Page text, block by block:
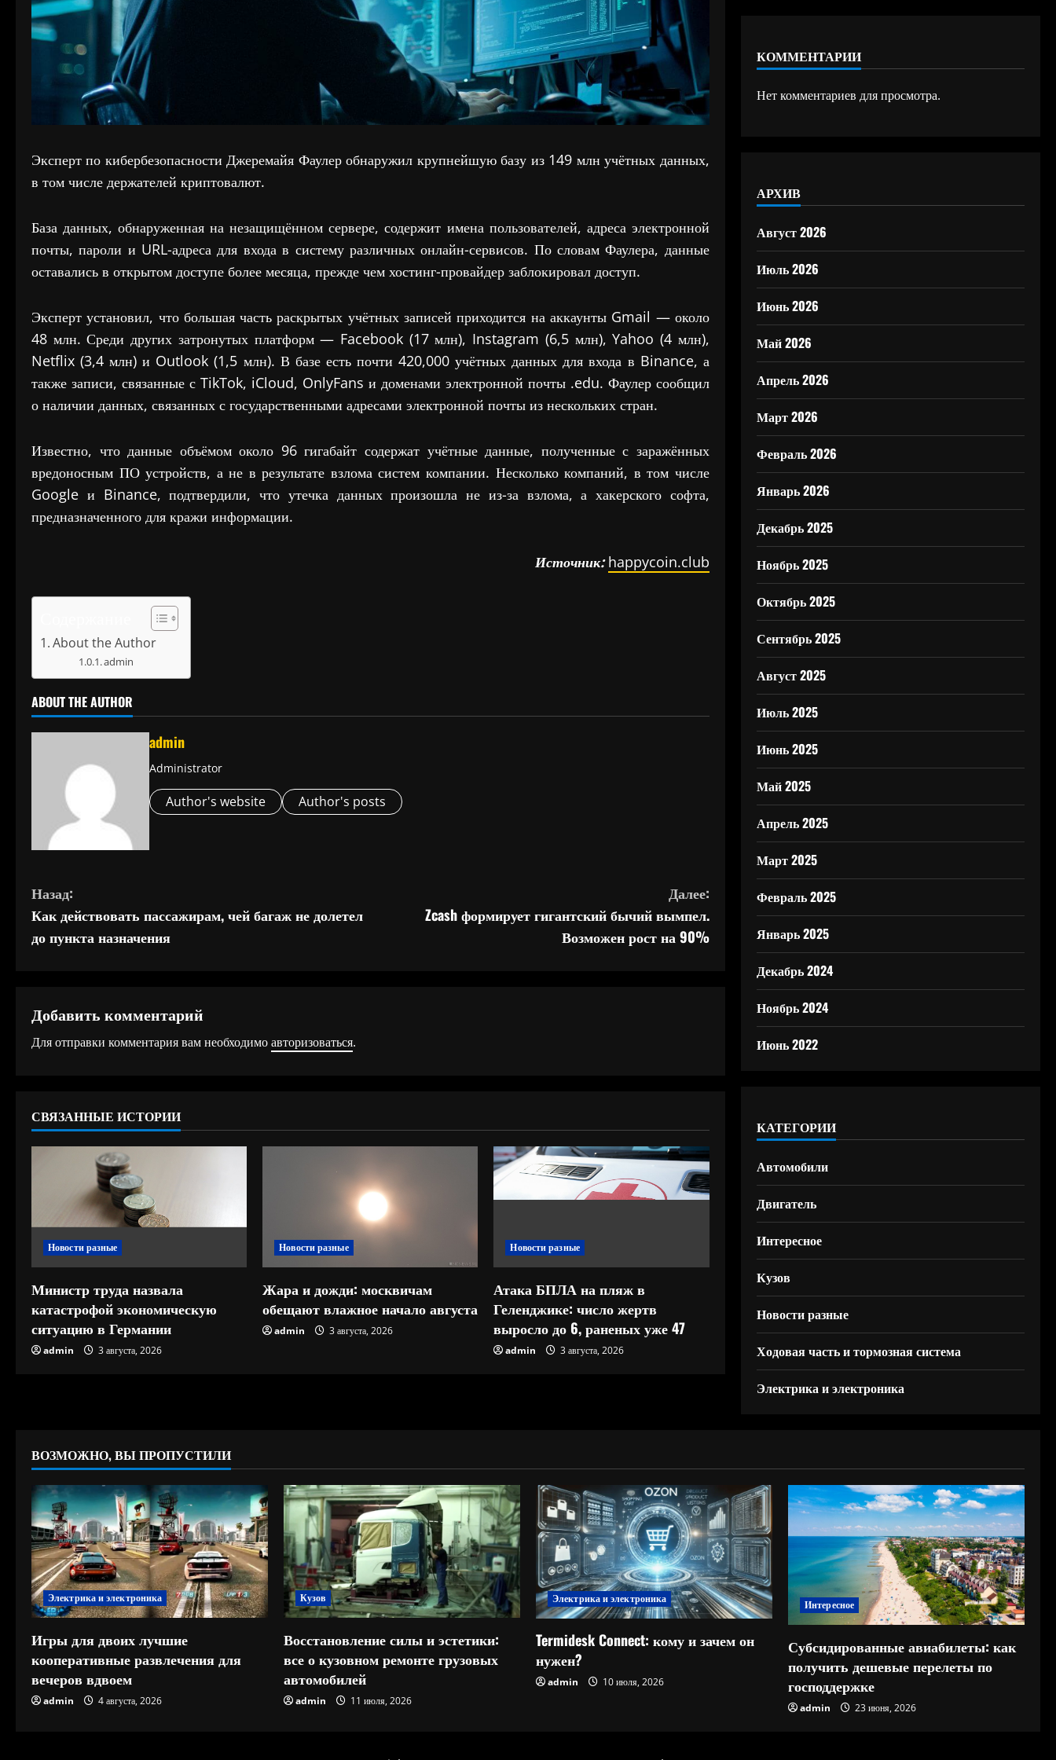
Эксперт по кибербезопасности Джеремайя Фаулер обнаружил крупнейшую базу из 149 млн учётных данных,
в том числе держателей криптовалют.
База данных, обнаруженная на незащищённом сервере, содержит имена пользователей, адреса электронной
почты, пароли и URL-адреса для входа в систему различных онлайн-сервисов. По словам Фаулера, данные
оставались в открытом доступе более месяца, прежде чем хостинг-провайдер заблокировал доступ.
Эксперт установил, что большая часть раскрытых учётных записей приходится на аккаунты Gmail — около
48 млн. Среди других затронутых платформ — Facebook (17 млн), Instagram (6,5 млн), Yahoo (4 млн),
Netflix (3,4 млн) и Outlook (1,5 млн). В базе есть почти 420,000 учётных данных для входа в Binance, а
также записи, связанные с TikTok, iCloud, OnlyFans и доменами электронной почты .edu. Фаулер сообщил
о наличии данных, связанных с государственными адресами электронной почты из нескольких стран.
Известно, что данные объёмом около 96 гигабайт содержат учётные данные, полученные с заражённых
вредоносным ПО устройств, а не в результате взлома систем компании. Несколько компаний, в том числе
Google и Binance, подтвердили, что утечка данных произошла не из-за взлома, а хакерского софта,
предназначенного для кражи информации.
Источник: happycoin.club
About the Author
admin
ABOUT THE AUTHOR
admin
Administrator
Author's website Author's posts
П
р
о
и
ч
т
е
н
и
Назад:
Как действовать пассажирам, чей багаж не долетел
до пункта назначения
Далее:
Zcash формирует гигантский бычий вымпел.
Возможен рост на 90%
Добавить комментарий
Для отправки комментария вам необходимоавторизоваться.
СВЯЗАННЫЕ ИСТОРИИ
Новости разные
Министр труда назвала
катастрофой экономическую
ситуацию в Германии
admin 3 августа, 2026
Новости разные
Жара и дожди: москвичам
обещают влажное начало августа
admin 3 августа, 2026
Новости разные
Атака БПЛА на пляж в
Геленджике: число жертв
выросло до 6, раненых уже 47
admin 3 августа, 2026
КОММЕНТАРИИ
Нет комментариев для просмотра.
АРХИВ
Август 2026
Июль 2026
Июнь 2026
Май 2026
Апрель 2026
Март 2026
Февраль 2026
Январь 2026
Декабрь 2025
Ноябрь 2025
Октябрь 2025
Сентябрь 2025
Август 2025
Июль 2025
Июнь 2025
Май 2025
Апрель 2025
Март 2025
Февраль 2025
Январь 2025
Декабрь 2024
Ноябрь 2024
Июнь 2022
КАТЕГОРИИ
Автомобили
Двигатель
Интересное
Кузов
Новости разные
Ходовая часть и тормозная система
Электрика и электроника
ВОЗМОЖНО, ВЫ ПРОПУСТИЛИ
Электрика и электроника
Игры для двоих лучшие
кооперативные развлечения для
вечеров вдвоем
admin 4 августа, 2026
Кузов
Восстановление силы и эстетики:
все о кузовном ремонте грузовых
автомобилей
admin 11 июля, 2026
Электрика и электроника
Termidesk Connect: кому и зачем он
нужен?
admin 10 июля, 2026
Интересное
Субсидированные авиабилеты: как
получить дешевые перелеты по
господдержке
admin 23 июня, 2026